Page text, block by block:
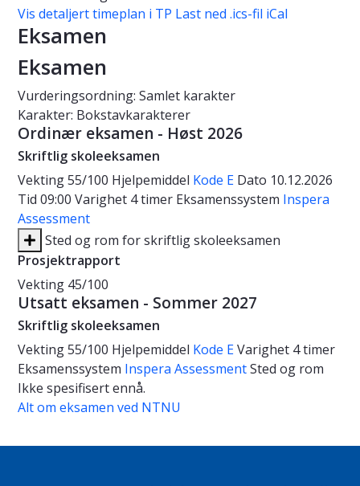
Vis detaljert timeplan i TP Last ned .ics-fil iCal
Eksamen
Eksamen
Vurderingsordning: Samlet karakter
Karakter: Bokstavkarakterer
Ordinær eksamen - Høst 2026
Skriftlig skoleeksamen
Vekting55/100 Hjelpemiddel Kode E Dato 10.12.2026
Tid 09:00 Varighet 4 timer Eksamenssystem Inspera
Assessment
Sted og rom for skriftlig skoleeksamen
Prosjektrapport
Vekting 45/100
Utsatt eksamen - Sommer 2027
Skriftlig skoleeksamen
Vekting55/100 Hjelpemiddel Kode EVarighet 4 timer
Eksamenssystem Inspera AssessmentSted og rom
Ikke spesifisert ennå.
Alt om eksamen ved NTNU